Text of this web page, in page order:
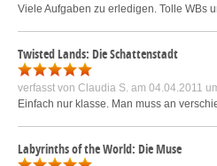
Viele Aufgaben zu erledigen. Tolle WBs
Twisted Lands: Die Schattenstadt
verfasst von Claudia S. am 04.04.2011
Einfach nur klasse. Man muss an
Labyrinths of the World: Die Muse